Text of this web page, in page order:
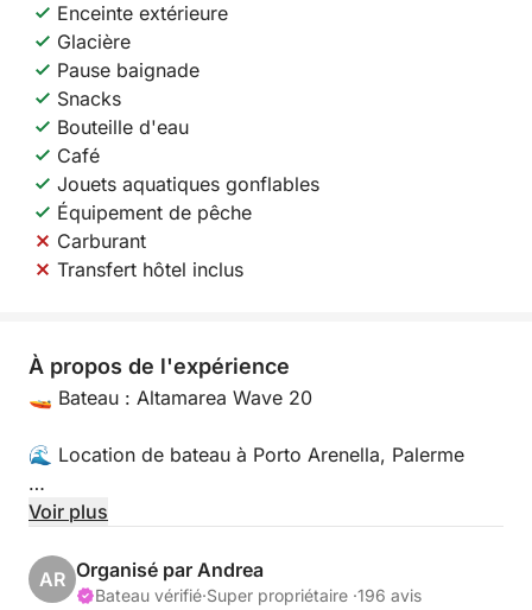
Enceinte extérieure
Glacière
Pause baignade
Snacks
Bouteille d'eau
Café
Jouets aquatiques gonflables
Équipement de pêche
Carburant
Transfert hôtel inclus
À propos de l'expérience
🚤 Bateau : Altamarea Wave 20
🌊 Location de bateau à Porto Arenella, Palerme
📍 Adresse :
Porto Arenella - Molo Foraneo Scalo Nuovo, Piazza
Tonnara, Palerme 90142
Voir plus
AR Organisé par Andrea
Bateau vérifié·Super propriétaire ·196 avis